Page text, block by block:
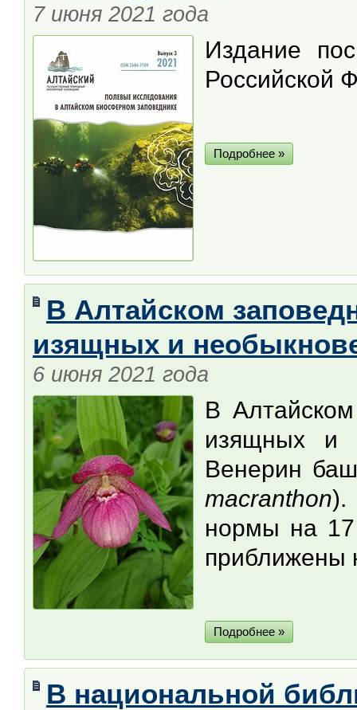
7 июня 2021 года
Издание
Российской
Подробнее »
В Алтайском
изящных и
6 июня 2021 года
В
изящных и
Венерин
macranthon).
нормы на 17
приближены
Подробнее »
В национальной